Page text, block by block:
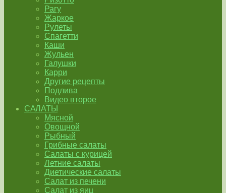
Рагу
Жаркое
Рулеты
Спагетти
Каши
Жульен
Галушки
Карри
Другие рецепты
Подлива
Видео второе
САЛАТЫ
Мясной
Овощной
Рыбный
Грибные салаты
Салаты с курицей
Летние салаты
Диетические салаты
Салат из печени
Салат из яиц